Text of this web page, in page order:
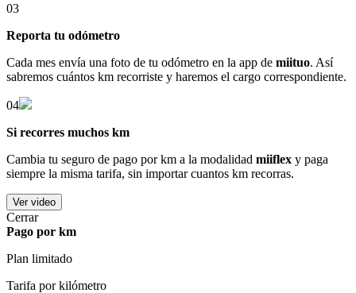
03
Reporta tu odómetro
Cada mes envía una foto de tu odómetro en la app de miituo. Así
sabremos cuántos km recorriste y haremos el cargo correspondiente.
04
Si recorres muchos km
Cambia tu seguro de pago por km a la modalidad miiflex y paga
siempre la misma tarifa, sin importar cuantos km recorras.
Ver video
Cerrar
Pago por km
Plan limitado
Tarifa por kilómetro